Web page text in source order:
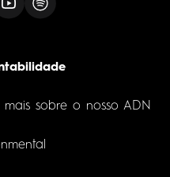
mais sobre o nosso ADN